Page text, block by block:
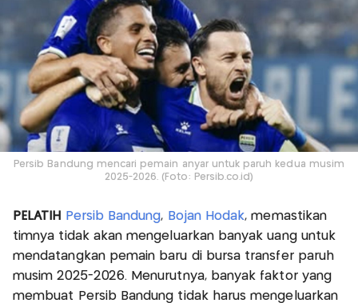
Persib Bandung mencari pemain anyar untuk paruh kedua musim
2025-2026. (Foto: Persib.co.id)
PELATIH Persib Bandung, Bojan Hodak, memastikan
timnya tidak akan mengeluarkan banyak uang untuk
mendatangkan pemain baru di bursa transfer paruh
musim 2025-2026. Menurutnya, banyak faktor yang
membuat Persib Bandung tidak harus mengeluarkan